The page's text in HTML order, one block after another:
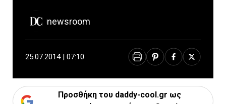
newsroom
25.07.2014 | 07:10
Προσθήκη του daddy-cool.gr ως